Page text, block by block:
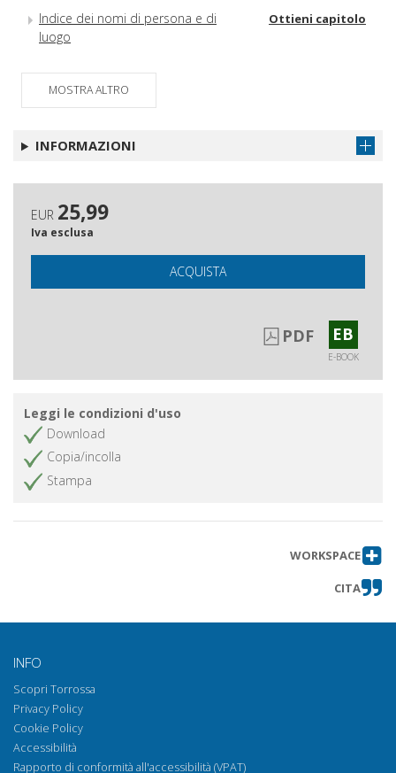
Indice dei nomi di persona e di
luogo
Ottieni capitolo
MOSTRA ALTRO
INFORMAZIONI
EUR 25,99
Iva esclusa
ACQUISTA
PDF EB
E-BOOK
Leggi le condizioni d'uso
Download
Copia/incolla
Stampa
WORKSPACE
CITA
INFO
Scopri Torrossa
Privacy Policy
Cookie Policy
Accessibilità
Rapporto di conformità all'accessibilità (VPAT)